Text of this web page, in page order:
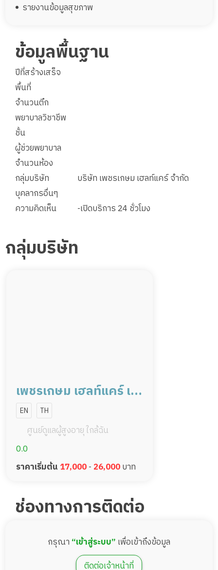
รายงานข้อมูลสุขภาพ
ข้อมูลพื้นฐาน
ปีที่สร้างเสร็จ
พื้นที่
จำนวนตึก
พยาบาลวิชาชีพ
ชั้น
ผู้ช่วยพยาบาล
จำนวนห้อง
กลุ่มบริษัท
บริษัท เพชรเกษม เฮลท์แคร์ จำกัด
บุคลากรอื่นๆ
ความคิดเห็น
-เปิดบริการ 24 ชั่วโมง
กลุ่มบริษัท
เพชรเกษม เฮลท์แคร์ เพ
รชเกษม 14
EN TH
ศูนย์ดูแลผู้สูงอายุ ใกล้ฉัน
0.0
ราคาเริ่มต้น 17,000- 26,000บาท
ช่องทางการติดต่อ
กรุณา “เข้าสู่ระบบ” เพื่อเข้าถึงข้อมูล
ติดต่อเจ้าหน้าที่